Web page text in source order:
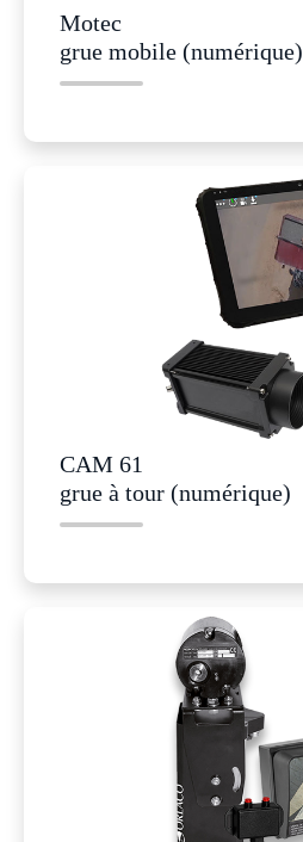
Motec
grue mobile (numérique)
CAM 61
grue à tour (numérique)